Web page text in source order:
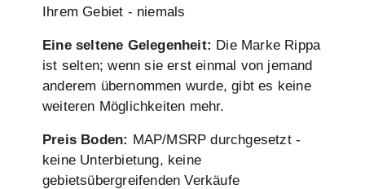
Ihrem Gebiet - niemals
Eine seltene Gelegenheit: Die Marke Rippa
ist selten; wenn sie erst einmal von jemand
anderem übernommen wurde, gibt es keine
weiteren Möglichkeiten mehr.
Preis Boden: MAP/MSRP durchgesetzt -
keine Unterbietung, keine
gebietsübergreifenden Verkäufe